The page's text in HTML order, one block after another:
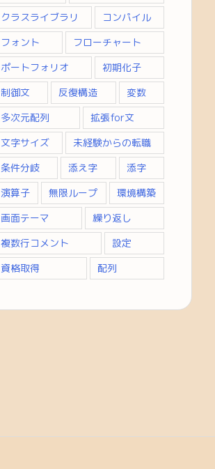
クラスライブラリ
コンパイル
フォント
フローチャート
ポートフォリオ
初期化子
制御文
反復構造
変数
多次元配列
拡張for文
文字サイズ
未経験からの転職
条件分岐
添え字
添字
演算子
無限ループ
環境構築
画面テーマ
繰り返し
複数行コメント
設定
資格取得
配列